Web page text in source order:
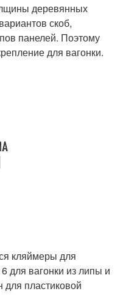
деревянных
скоб,
панелей. Поэтому
для вагонки.
кляймеры для
для вагонки из липы и
пластиковой